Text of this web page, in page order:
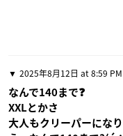
2025年8月12日 at 8:59 PM
なんで140まで❓
XXLとかさ
大人もクリーパーにな